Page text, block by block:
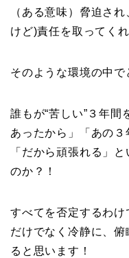
（ある意味）脅迫さ
けど)責任を取ってく
そのような環境の中で
誰もが“苦しい”３年
あったから」「あの３
「だから頑張れる」
のか？！
すべてを否定するわ
だけでなく冷静に、
ると思います！